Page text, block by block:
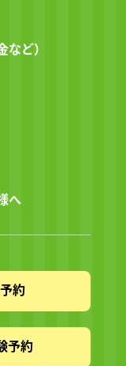
ど）
へ
約
予約